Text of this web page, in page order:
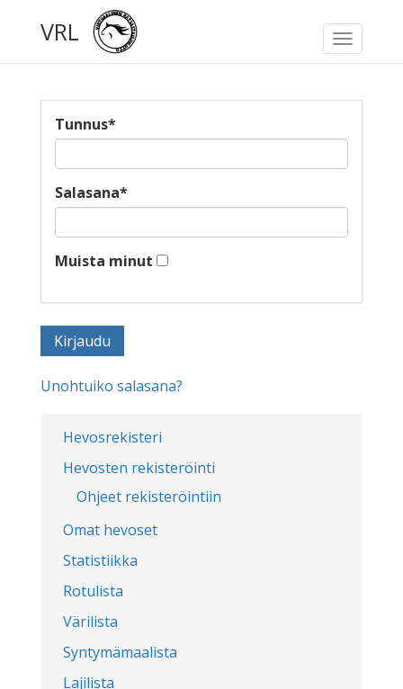
Toggle
VRL
Hevosrekisteri
Hevosten rekisteröinti
Ohjeet rekisteröintiin
Omat hevoset
Statistiikka
Rotulista
Värilista
Syntymämaalista
Lajilista
Tunnus*
Salasana*
Muista minut
Unohtuiko salasana?